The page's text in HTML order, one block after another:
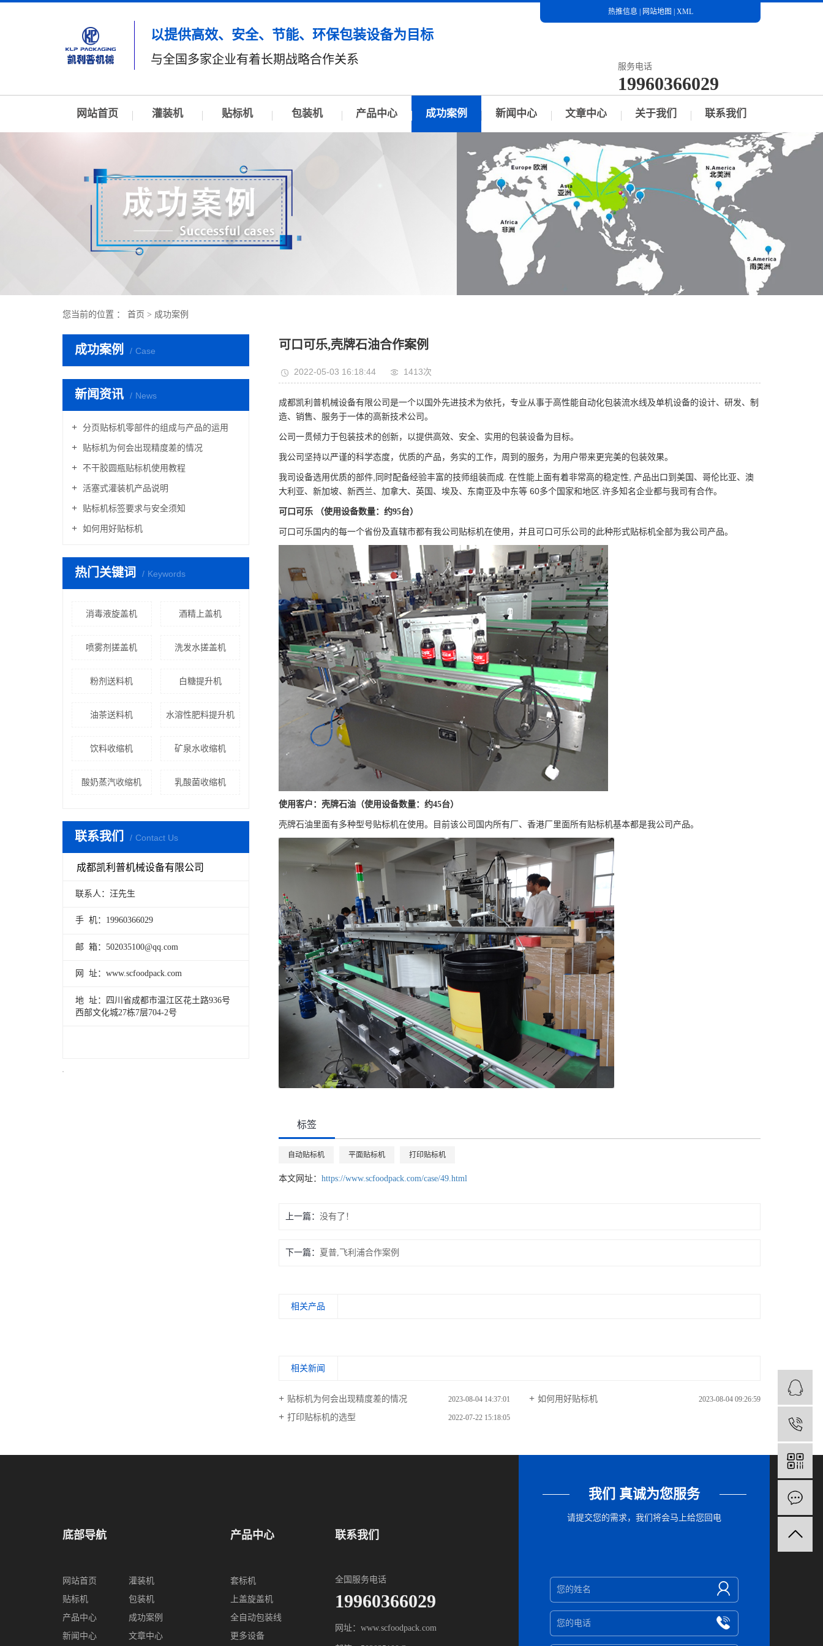
以提供高效、安全、节能、环保包装设备为目标
与全国多家企业有着长期战略合作关系
热推信息| 网站地图 XML
服务电话
19960366029
网站首页 灌装机 贴标机 包装机 产品中心 成功案例 新闻中心 文章中心 关于我们 联系我们
您当前的位置 ： 首页 > 成功案例
成功案例 Case
新闻资讯 News
分页贴标机零部件的组成与产品的运用
贴标机为何会出现精度差的情况
不干胶圆瓶贴标机使用教程
活塞式灌装机产品说明
贴标机标签要求与安全须知
如何用好贴标机
热门关键词 Keywords
消毒液旋盖机 酒精上盖机
喷雾剂搓盖机 洗发水搓盖机
粉剂送料机 白糖提升机
油茶送料机 水溶性肥料提升机
饮料收缩机 矿泉水收缩机
酸奶蒸汽收缩机 乳酸菌收缩机
联系我们 Contact Us
成都凯利普机械设备有限公司
联系人：汪先生
手 机：19960366029
邮 箱：502035100@qq.com
网 址：www.scfoodpack.com
地 址：四川省成都市温江区花土路936号
西部文化城27栋7层704-2号
​可口可乐,壳牌石油合作案例
2022-05-03 16:18:44 1413次
成都凯利普机械设备有限公司是一个以国外先进技术为依托，专业从事于高性能自动化包装流水线及单机设备的设计、研发、制
造、销售、服务于一体的高新技术公司。
公司一贯倾力于包装技术的创新，以提供高效、安全、实用的包装设备为目标。
我公司坚持以严谨的科学态度，优质的产品，务实的工作，周到的服务，为用户带来更完美的包装效果。
我司设备选用优质的部件,同时配备经验丰富的技师组装而成. 在性能上面有着非常高的稳定性, 产品出口到美国、哥伦比亚、澳
大利亚、新加坡、新西兰、加拿大、英国、埃及、东南亚及中东等 60多个国家和地区.许多知名企业都与我司有合作。
可口可乐 （使用设备数量：约95台）
可口可乐国内的每一个省份及直辖市都有我公司贴标机在使用，并且可口可乐公司的此种形式贴标机全部为我公司产品。
使用客户：壳牌石油（使用设备数量：约45台）
壳牌石油里面有多种型号贴标机在使用。目前该公司国内所有厂、香港厂里面所有贴标机基本都是我公司产品。
标签
自动贴标机 平面贴标机 打印贴标机
本文网址： https://www.scfoodpack.com/case/49.html
上一篇： 没有了！
下一篇： 夏普,飞利浦合作案例
相关产品
相关新闻
贴标机为何会出现精度差的情况 2023-08-04 14:37:01 如何用好贴标机 2023-08-04 09:26:59
打印贴标机的选型 2022-07-22 15:18:05
底部导航
网站首页
灌装机
贴标机
包装机
产品中心
成功案例
新闻中心
文章中心
产品中心
套标机
上盖旋盖机
全自动包装线
更多设备
联系我们
全国服务电话
19960366029
网址：www.scfoodpack.com
我们 真诚为您服务
请提交您的需求，我们将会马上给您回电